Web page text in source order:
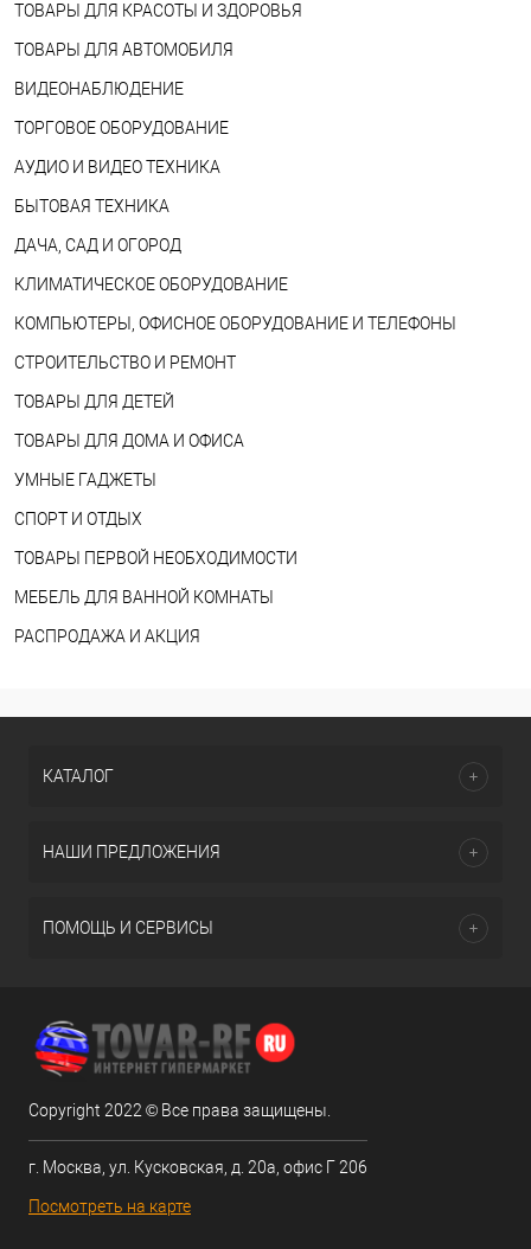
ТОВАРЫ ДЛЯ КРАСОТЫ И ЗДОРОВЬЯ
ТОВАРЫ ДЛЯ АВТОМОБИЛЯ
ВИДЕОНАБЛЮДЕНИЕ
ТОРГОВОЕ ОБОРУДОВАНИЕ
АУДИО И ВИДЕО ТЕХНИКА
БЫТОВАЯ ТЕХНИКА
ДАЧА, САД И ОГОРОД
КЛИМАТИЧЕСКОЕ ОБОРУДОВАНИЕ
КОМПЬЮТЕРЫ, ОФИСНОЕ ОБОРУДОВАНИЕ И ТЕЛЕФОНЫ
СТРОИТЕЛЬСТВО И РЕМОНТ
ТОВАРЫ ДЛЯ ДЕТЕЙ
ТОВАРЫ ДЛЯ ДОМА И ОФИСА
УМНЫЕ ГАДЖЕТЫ
СПОРТ И ОТДЫХ
ТОВАРЫ ПЕРВОЙ НЕОБХОДИМОСТИ
МЕБЕЛЬ ДЛЯ ВАННОЙ КОМНАТЫ
РАСПРОДАЖА И АКЦИЯ
КАТАЛОГ
НАШИ ПРЕДЛОЖЕНИЯ
ПОМОЩЬ И СЕРВИСЫ
Copyright 2022 © Все права защищены.
г. Москва, ул. Кусковская, д. 20а, офис Г 206
Посмотреть на карте